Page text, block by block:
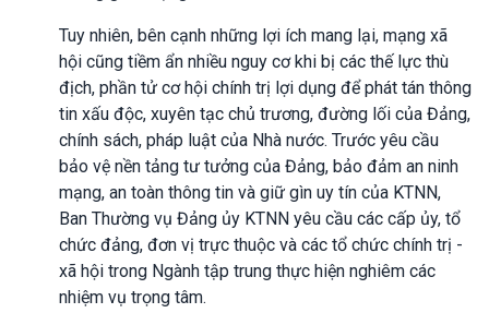
Tuy nhiên, bên cạnh những lợi ích mang lại, mạng xã
hội cũng tiềm ẩn nhiều nguy cơ khi bị các thế lực thù
địch, phần tử cơ hội chính trị lợi dụng để phát tán thông
tin xấu độc, xuyên tạc chủ trương, đường lối của Đảng,
chính sách, pháp luật của Nhà nước. Trước yêu cầu
bảo vệ nền tảng tư tưởng của Đảng, bảo đảm an ninh
mạng, an toàn thông tin và giữ gìn uy tín của KTNN,
Ban Thường vụ Đảng ủy KTNN yêu cầu các cấp ủy, tổ
chức đảng, đơn vị trực thuộc và các tổ chức chính trị -
xã hội trong Ngành tập trung thực hiện nghiêm các
nhiệm vụ trọng tâm.